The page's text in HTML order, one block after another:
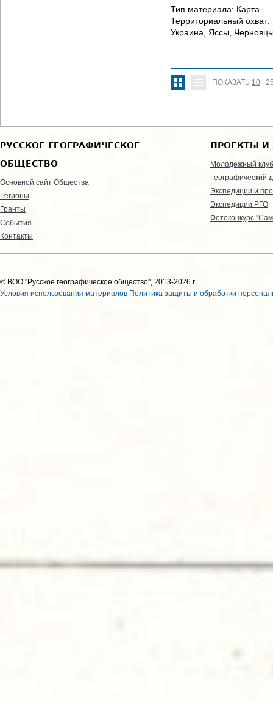
Тип материала: Карта
Территориальный охват:
Украина, Яссы,
ПОКАЗАТЬ 10
РУССКОЕ ГЕОГРАФИЧЕСКОЕ
ОБЩЕСТВО
Основной сайт Общества
Регионы
Гранты
События
Контакты
ПРОЕКТЫ И
Молодежный клуб
Географический
Экспедиции и
Экспедиции РГО
Фотоконкурс
© ВОО "Русское географическое общество", 2013-2026 г.
Условия использования материалов Политика защиты и обработки